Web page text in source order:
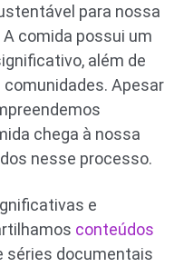
para nossa
comida possui um
além de
Apesar
chega à nossa
nesse processo.
e
conteúdos
séries documentais